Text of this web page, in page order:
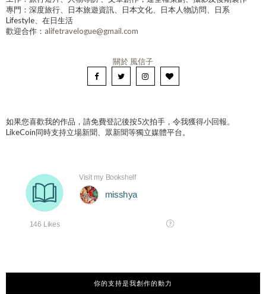
專門：深度旅行、日本旅遊資訊、日本文化、日本人物訪問、日系
Lifestyle、在日生活
歡迎合作： alifetravelogue@gmail.com
關於 風信子
如果您喜歡我的作品，請免費登記後按5次拍手，令我獲得小回報。
LikeCoin同時支持立場新聞、眾新聞等獨立媒體平台。
你的支持是我創作的動力